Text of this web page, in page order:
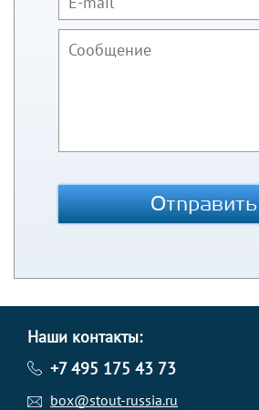
Отправить
Наши контакты:
+7 495 175 43 73
box@stout-russia.ru